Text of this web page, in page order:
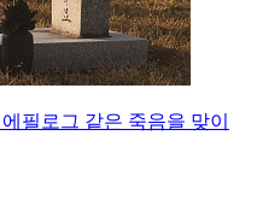
필로그 같은 죽음을 맞이